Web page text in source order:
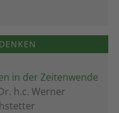
in der Zeitenwende
h.c. Werner